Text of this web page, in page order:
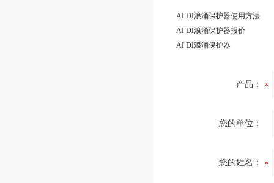
AI DI浪涌保护器使用方法
AI DI浪涌保护器报价
AI DI浪涌保护器
产品：
您的单位：
您的姓名：